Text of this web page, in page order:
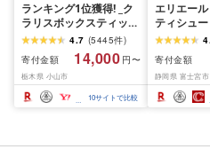
ランキング1位獲得! _ク
ラリスボックスティッシ
ュ60箱(1箱220組(440
枚))(5個入り×12セット)_
ティッシュ ティッシュ
ペーパー 日用品 常備品
生活用品 まとめ買い [配
送不可地域:離島・沖縄
4.7 (5445件)
寄付金額
14,000 円〜
栃木県 小山市
10サイトで比較
エリエー
ティシュ
シングル [
る:16・32
1.5倍巻
トペーパー
ルプ100%
品 消耗品
寄付金額
静岡県 富士宮市